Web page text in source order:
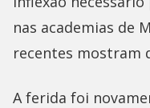
nas academias de
recentes mostram
A ferida foi